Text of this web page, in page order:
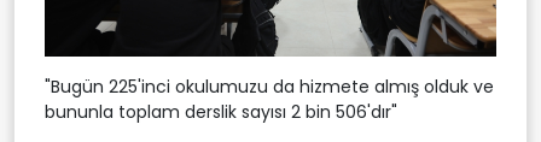
"Bugün 225'inci okulumuzu da hizmete almış olduk ve
bununla toplam derslik sayısı 2 bin 506'dır"